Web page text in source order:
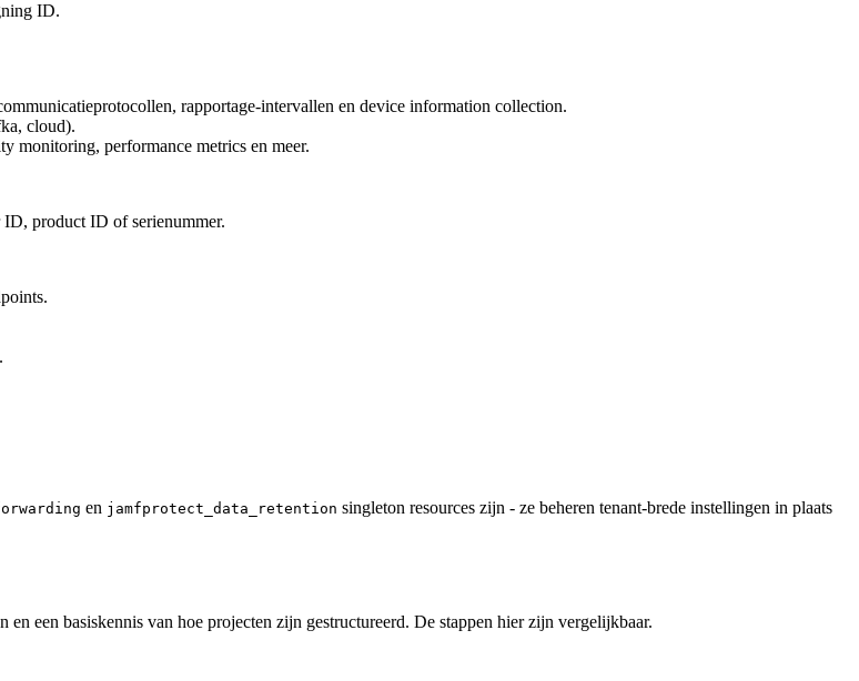
ID.
rapportage-intervallen en device information collection.
cloud).
monitoring, performance metrics en meer.
product ID of serienummer.
en jamfprotect_data_retention singleton resources zijn - ze beheren tenant-brede instellingen in plaats
een basiskennis van hoe projecten zijn gestructureerd. De stappen hier zijn vergelijkbaar.